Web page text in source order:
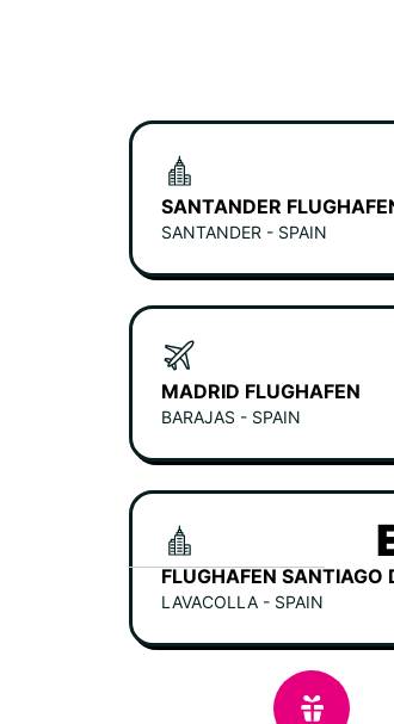
SANTANDER
SANTANDER - SPAIN
MADRID FLUGHAFEN
BARAJAS - SPAIN
LAVACOLLA - SPAIN